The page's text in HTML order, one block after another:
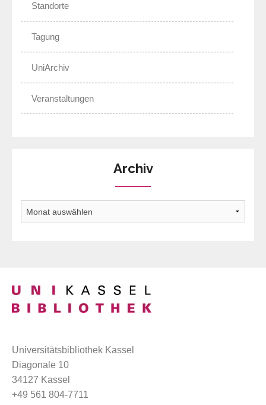
Standorte
Tagung
UniArchiv
Veranstaltungen
Archiv
Universitätsbibliothek Kassel
Diagonale 10
34127 Kassel
+49 561 804-7711